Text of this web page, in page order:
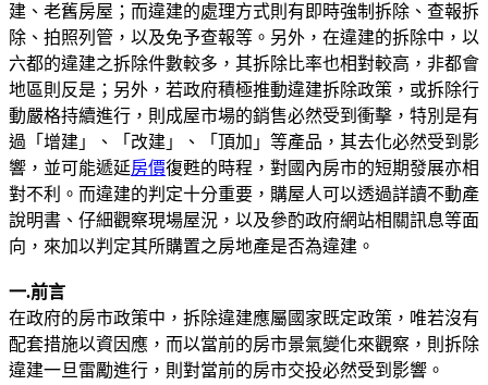
建、老舊房屋；而違建的處理方式則有即時強制拆除、查報拆
除、拍照列管，以及免予查報等。另外，在違建的拆除中，以
六都的違建之拆除件數較多，其拆除比率也相對較高，非都會
地區則反是；另外，若政府積極推動違建拆除政策，或拆除行
動嚴格持續進行，則成屋市場的銷售必然受到衝擊，特別是有
過「增建」、「改建」、「頂加」等產品，其去化必然受到影
響，並可能遞延房價復甦的時程，對國內房市的短期發展亦相
對不利。而違建的判定十分重要，購屋人可以透過詳讀不動產
說明書、仔細觀察現場屋況，以及參酌政府網站相關訊息等面
向，來加以判定其所購置之房地產是否為違建。
一.前言
在政府的房市政策中，拆除違建應屬國家既定政策，唯若沒有
配套措施以資因應，而以當前的房市景氣變化來觀察，則拆除
違建一旦雷勵進行，則對當前的房市交投必然受到影響。